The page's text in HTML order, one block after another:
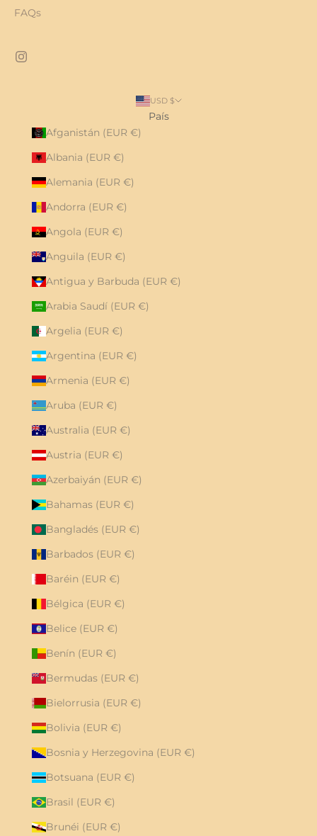
FAQs
USD $
País
Afganistán (EUR €)
Albania (EUR €)
Alemania (EUR €)
Andorra (EUR €)
Angola (EUR €)
Anguila (EUR €)
Antigua y Barbuda (EUR €)
Arabia Saudí (EUR €)
Argelia (EUR €)
Argentina (EUR €)
Armenia (EUR €)
Aruba (EUR €)
Australia (EUR €)
Austria (EUR €)
Azerbaiyán (EUR €)
Bahamas (EUR €)
Bangladés (EUR €)
Barbados (EUR €)
Baréin (EUR €)
Bélgica (EUR €)
Belice (EUR €)
Benín (EUR €)
Bermudas (EUR €)
Bielorrusia (EUR €)
Bolivia (EUR €)
Bosnia y Herzegovina (EUR €)
Botsuana (EUR €)
Brasil (EUR €)
Brunéi (EUR €)